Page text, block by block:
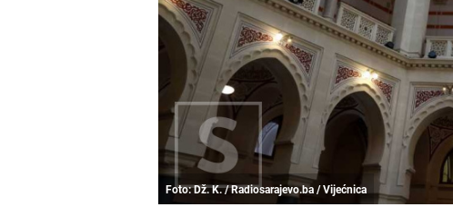
Foto: Dž. K. / Radiosarajevo.ba / Vijećnica